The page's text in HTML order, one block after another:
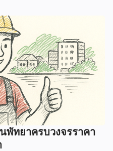
พัทยาครบวงจรราคา